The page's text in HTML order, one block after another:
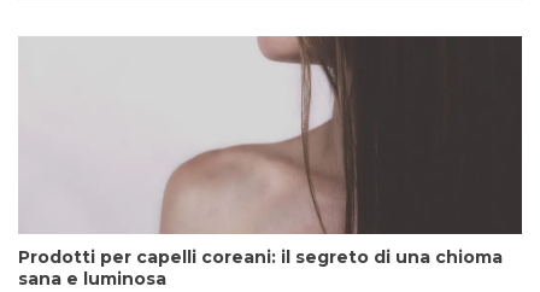
Prodotti per capelli coreani: il segreto di una chioma
sana e luminosa